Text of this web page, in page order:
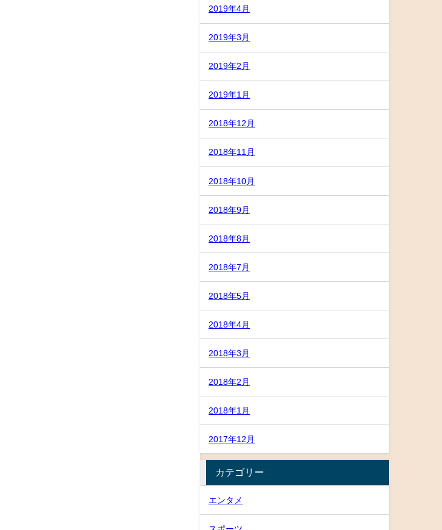
2019年4月
2019年3月
2019年2月
2019年1月
2018年12月
2018年11月
2018年10月
2018年9月
2018年8月
2018年7月
2018年5月
2018年4月
2018年3月
2018年2月
2018年1月
2017年12月
カテゴリー
エンタメ